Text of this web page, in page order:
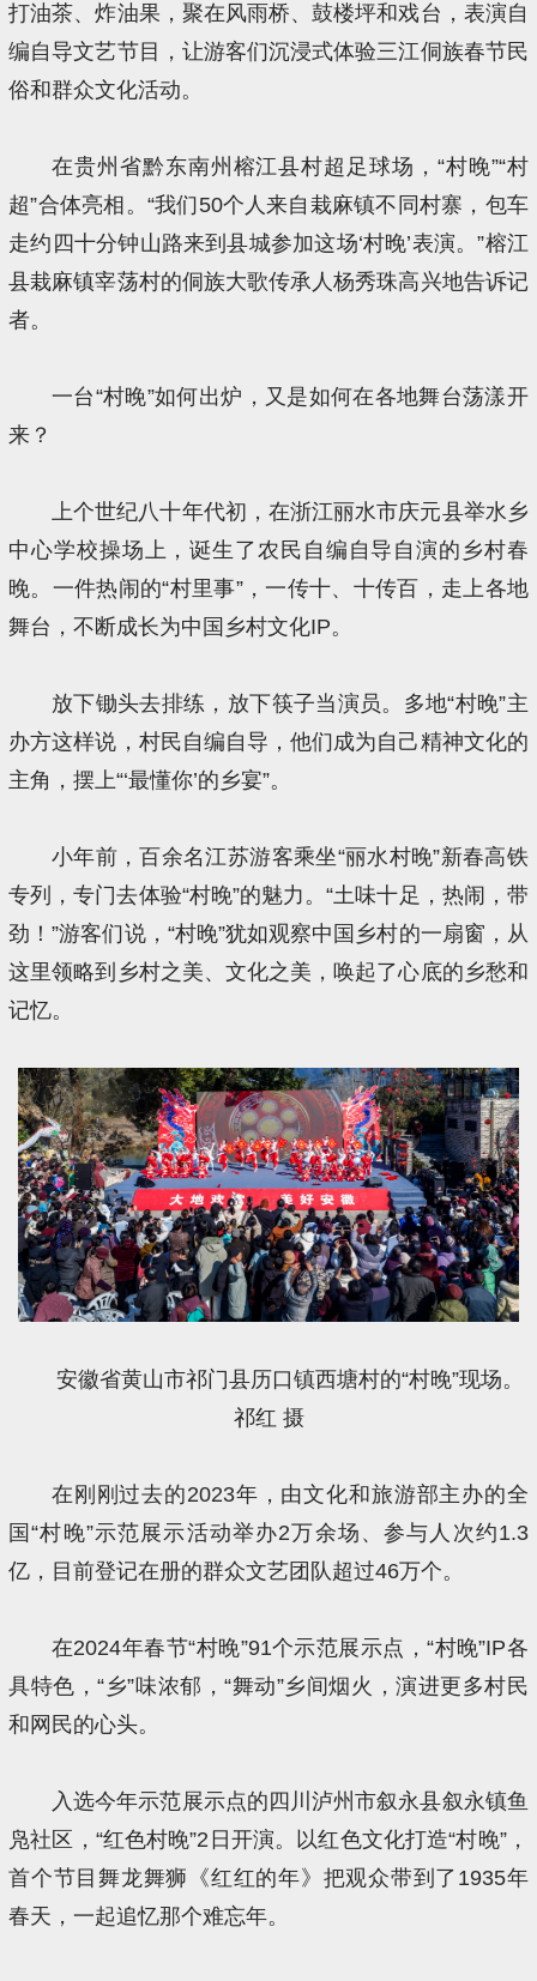
打油茶、炸油果，聚在风雨桥、鼓楼坪和戏台，表演自
编自导文艺节目，让游客们沉浸式体验三江侗族春节民
俗和群众文化活动。
在贵州省黔东南州榕江县村超足球场，“村晚”“村
超”合体亮相。“我们50个人来自栽麻镇不同村寨，包车
走约四十分钟山路来到县城参加这场‘村晚’表演。”榕江
县栽麻镇宰荡村的侗族大歌传承人杨秀珠高兴地告诉记
者。
一台“村晚”如何出炉，又是如何在各地舞台荡漾开
来？
上个世纪八十年代初，在浙江丽水市庆元县举水乡
中心学校操场上，诞生了农民自编自导自演的乡村春
晚。一件热闹的“村里事”，一传十、十传百，走上各地
舞台，不断成长为中国乡村文化IP。
放下锄头去排练，放下筷子当演员。多地“村晚”主
办方这样说，村民自编自导，他们成为自己精神文化的
主角，摆上“‘最懂你’的乡宴”。
小年前，百余名江苏游客乘坐“丽水村晚”新春高铁
专列，专门去体验“村晚”的魅力。“土味十足，热闹，带
劲！”游客们说，“村晚”犹如观察中国乡村的一扇窗，从
这里领略到乡村之美、文化之美，唤起了心底的乡愁和
记忆。
安徽省黄山市祁门县历口镇西塘村的“村晚”现场。
祁红 摄
在刚刚过去的2023年，由文化和旅游部主办的全
国“村晚”示范展示活动举办2万余场、参与人次约1.3
亿，目前登记在册的群众文艺团队超过46万个。
在2024年春节“村晚”91个示范展示点，“村晚”IP各
具特色，“乡”味浓郁，“舞动”乡间烟火，演进更多村民
和网民的心头。
入选今年示范展示点的四川泸州市叙永县叙永镇鱼
凫社区，“红色村晚”2日开演。以红色文化打造“村晚”，
首个节目舞龙舞狮《红红的年》把观众带到了1935年
春天，一起追忆那个难忘年。